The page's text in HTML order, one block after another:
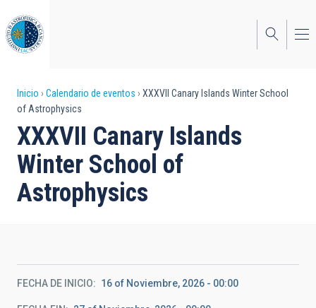
al
contenido
principal
Sobrescribir
enlaces
de
ayuda
a
Inicio Calendario de eventos
XXXVII Canary Islands Winter School
of Astrophysics
XXXVII Canary Islands
Winter School of
Astrophysics
FECHA DE INICIO 16 of Noviembre, 2026 - 00:00